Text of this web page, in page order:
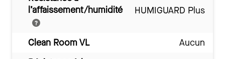
l’affaissement/humidité
HUMIGUARD Plus
Clean Room VL
Aucun